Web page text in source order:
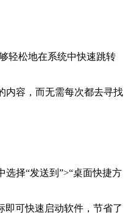
轻松地在系统中快速跳转
内容，而无需每次都去寻找
择“发送到”>“桌面快捷方
即可快速启动软件，节省了